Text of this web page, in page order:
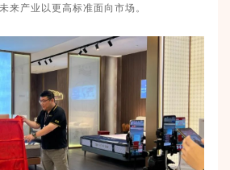
来产业以更高标准面向市场。